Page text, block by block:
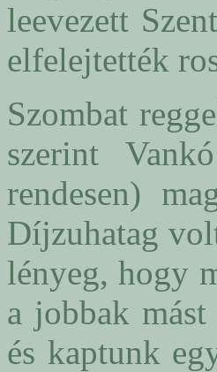
leevezett
elfelejtették
Szombat
szerint
rendesen)
Díjzuhatag
lényeg, hogy
a jobbak
és kaptunk